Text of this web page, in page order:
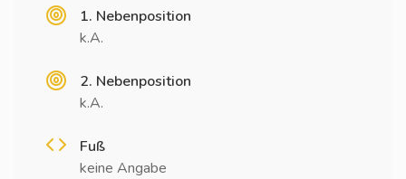
1. Nebenposition
k.A.
2. Nebenposition
k.A.
Fuß
keine Angabe